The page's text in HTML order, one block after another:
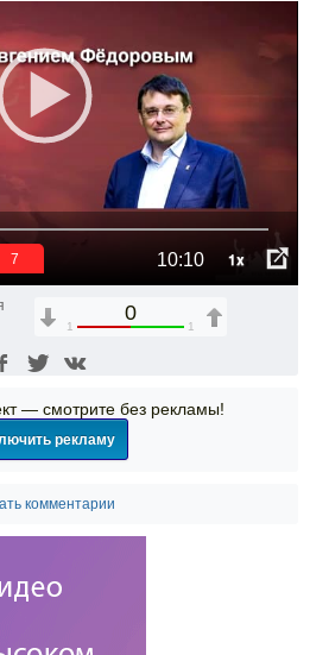
10:10 1x
6
0
1 1
— смотрите без рекламы!
рекламу
комментарии